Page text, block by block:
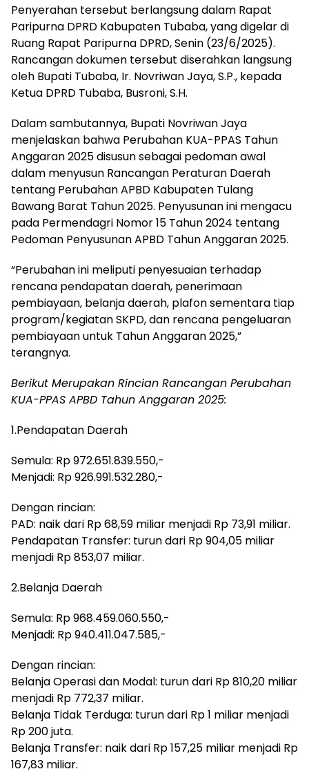
Penyerahan tersebut berlangsung dalam Rapat
Paripurna DPRD Kabupaten Tubaba, yang digelar di
Ruang Rapat Paripurna DPRD, Senin (23/6/2025).
Rancangan dokumen tersebut diserahkan langsung
oleh Bupati Tubaba, Ir. Novriwan Jaya, S.P., kepada
Ketua DPRD Tubaba, Busroni, S.H.
Dalam sambutannya, Bupati Novriwan Jaya
menjelaskan bahwa Perubahan KUA-PPAS Tahun
Anggaran 2025 disusun sebagai pedoman awal
dalam menyusun Rancangan Peraturan Daerah
tentang Perubahan APBD Kabupaten Tulang
Bawang Barat Tahun 2025. Penyusunan ini mengacu
pada Permendagri Nomor 15 Tahun 2024 tentang
Pedoman Penyusunan APBD Tahun Anggaran 2025.
“Perubahan ini meliputi penyesuaian terhadap
rencana pendapatan daerah, penerimaan
pembiayaan, belanja daerah, plafon sementara tiap
program/kegiatan SKPD, dan rencana pengeluaran
pembiayaan untuk Tahun Anggaran 2025,”
terangnya.
Berikut Merupakan Rincian Rancangan Perubahan
KUA-PPAS APBD Tahun Anggaran 2025:
1.Pendapatan Daerah
Semula: Rp 972.651.839.550,-
Menjadi: Rp 926.991.532.280,-
Dengan rincian:
PAD: naik dari Rp 68,59 miliar menjadi Rp 73,91 miliar.
Pendapatan Transfer: turun dari Rp 904,05 miliar
menjadi Rp 853,07 miliar.
2.Belanja Daerah
Semula: Rp 968.459.060.550,-
Menjadi: Rp 940.411.047.585,-
Dengan rincian:
Belanja Operasi dan Modal: turun dari Rp 810,20 miliar
menjadi Rp 772,37 miliar.
Belanja Tidak Terduga: turun dari Rp 1 miliar menjadi
Rp 200 juta.
Belanja Transfer: naik dari Rp 157,25 miliar menjadi Rp
167,83 miliar.